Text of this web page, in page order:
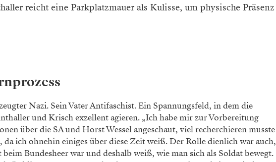
reicht eine Parkplatzmauer als Kulisse, um physische Präsenz
Nazi. Sein Vater Antifaschist. Ein Spannungsfeld, in dem die
und Krisch exzellent agieren. „Ich habe mir zur Vorbereitung
über die SA und Horst Wessel angeschaut, viel recherchieren musste
da ich ohnehin einiges über diese Zeit weiß. Der Rolle dienlich war auch,
beim Bundesheer war und deshalb weiß, wie man sich als Soldat bewegt.